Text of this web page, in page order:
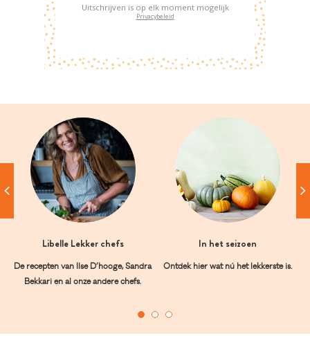
Uitschrijven is op elk moment mogelijk
Privacybeleid
Libelle Lekker chefs
De recepten van Ilse D’hooge, Sandra
Bekkari en al onze andere chefs.
In het seizoen
Ontdek hier wat nú het lekkerste is.